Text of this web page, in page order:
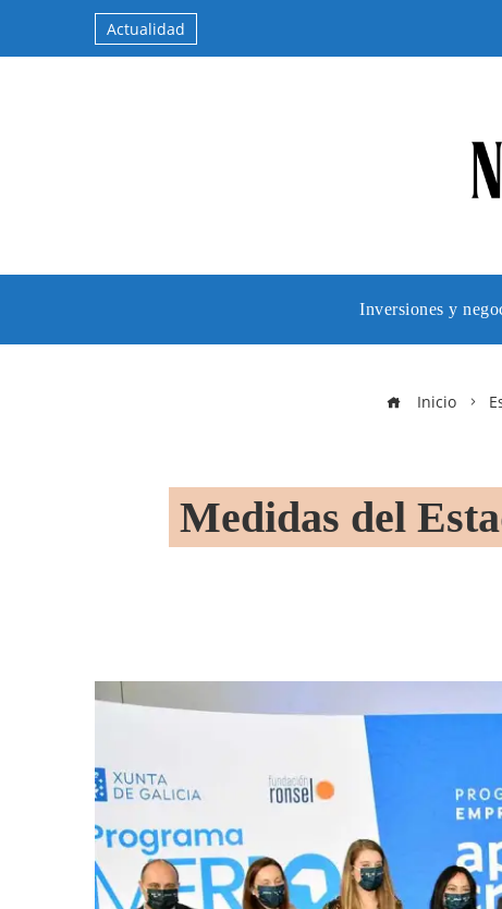
Actualidad
Inversiones y
Inicio
Medidas del